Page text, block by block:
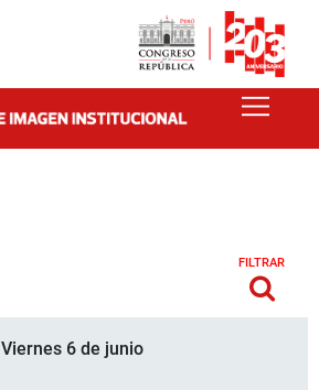
FILTRAR
Viernes 6 de junio